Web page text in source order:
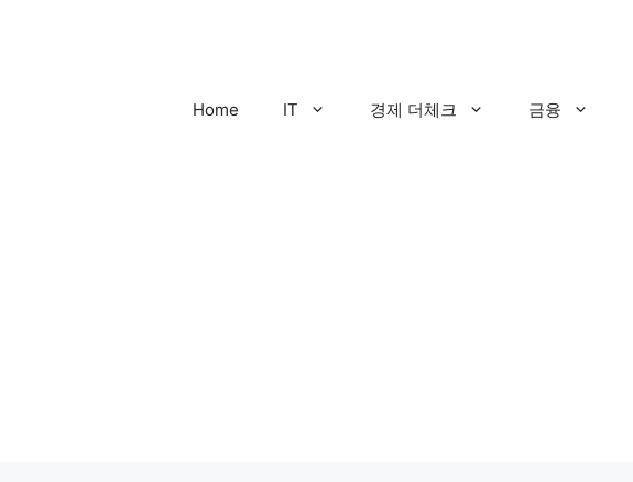
Home IT 경제 더체크 금융